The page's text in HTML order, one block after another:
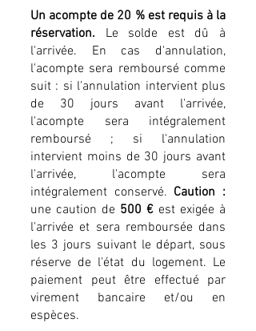
Un acompte de 20 % est requis à la
réservation. Le solde est dû à
l'arrivée. En cas d'annulation,
l'acompte sera remboursé comme
suit : si l'annulation intervient plus
de 30 jours avant l'arrivée,
l'acompte sera intégralement
remboursé ; si l'annulation
intervient moins de 30 jours avant
l'arrivée, l'acompte sera
intégralement conservé. Caution :
une caution de 500 € est exigée à
l'arrivée et sera remboursée dans
les 3 jours suivant le départ, sous
réserve de l'état du logement. Le
paiement peut être effectué par
virement bancaire et/ou en
espèces.